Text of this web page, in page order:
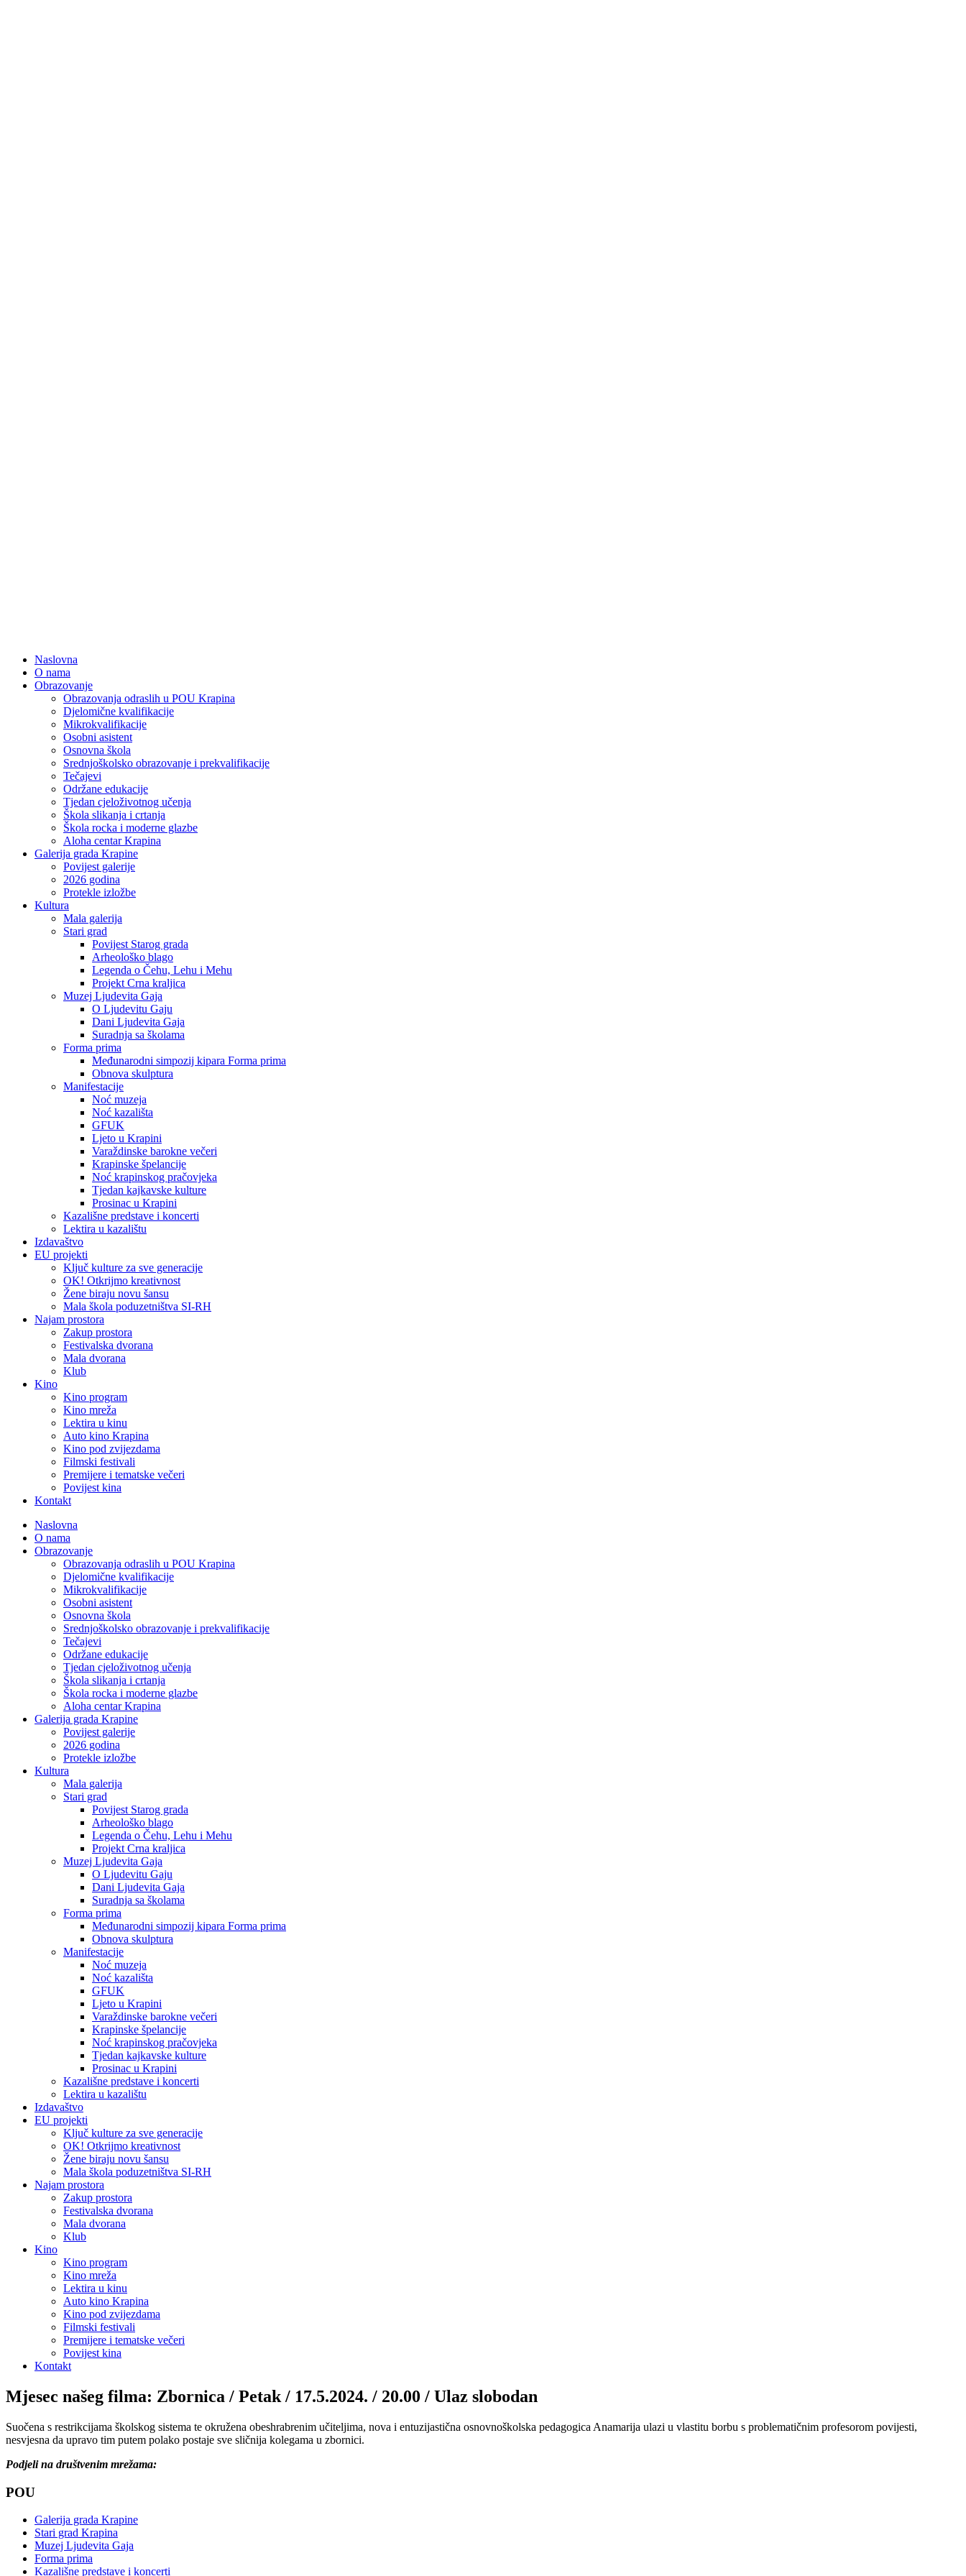
Naslovna
O nama
Obrazovanje
Obrazovanja odraslih u POU Krapina
Djelomične kvalifikacije
Mikrokvalifikacije
Osobni asistent
Osnovna škola
Srednjoškolsko obrazovanje i prekvalifikacije
Tečajevi
Održane edukacije
Tjedan cjeloživotnog učenja
Škola slikanja i crtanja
Škola rocka i moderne glazbe
Aloha centar Krapina
Galerija grada Krapine
Povijest galerije
2026 godina
Protekle izložbe
Kultura
Mala galerija
Stari grad
Povijest Starog grada
Arheološko blago
Legenda o Čehu, Lehu i Mehu
Projekt Crna kraljica
Muzej Ljudevita Gaja
O Ljudevitu Gaju
Dani Ljudevita Gaja
Suradnja sa školama
Forma prima
Međunarodni simpozij kipara Forma prima
Obnova skulptura
Manifestacije
Noć muzeja
Noć kazališta
GFUK
Ljeto u Krapini
Varaždinske barokne večeri
Krapinske špelancije
Noć krapinskog pračovjeka
Tjedan kajkavske kulture
Prosinac u Krapini
Kazališne predstave i koncerti
Lektira u kazalištu
Izdavaštvo
EU projekti
Ključ kulture za sve generacije
OK! Otkrijmo kreativnost
Žene biraju novu šansu
Mala škola poduzetništva SI-RH
Najam prostora
Zakup prostora
Festivalska dvorana
Mala dvorana
Klub
Kino
Kino program
Kino mreža
Lektira u kinu
Auto kino Krapina
Kino pod zvijezdama
Filmski festivali
Premijere i tematske večeri
Povijest kina
Kontakt
Naslovna
O nama
Obrazovanje
Obrazovanja odraslih u POU Krapina
Djelomične kvalifikacije
Mikrokvalifikacije
Osobni asistent
Osnovna škola
Srednjoškolsko obrazovanje i prekvalifikacije
Tečajevi
Održane edukacije
Tjedan cjeloživotnog učenja
Škola slikanja i crtanja
Škola rocka i moderne glazbe
Aloha centar Krapina
Galerija grada Krapine
Povijest galerije
2026 godina
Protekle izložbe
Kultura
Mala galerija
Stari grad
Povijest Starog grada
Arheološko blago
Legenda o Čehu, Lehu i Mehu
Projekt Crna kraljica
Muzej Ljudevita Gaja
O Ljudevitu Gaju
Dani Ljudevita Gaja
Suradnja sa školama
Forma prima
Međunarodni simpozij kipara Forma prima
Obnova skulptura
Manifestacije
Noć muzeja
Noć kazališta
GFUK
Ljeto u Krapini
Varaždinske barokne večeri
Krapinske špelancije
Noć krapinskog pračovjeka
Tjedan kajkavske kulture
Prosinac u Krapini
Kazališne predstave i koncerti
Lektira u kazalištu
Izdavaštvo
EU projekti
Ključ kulture za sve generacije
OK! Otkrijmo kreativnost
Žene biraju novu šansu
Mala škola poduzetništva SI-RH
Najam prostora
Zakup prostora
Festivalska dvorana
Mala dvorana
Klub
Kino
Kino program
Kino mreža
Lektira u kinu
Auto kino Krapina
Kino pod zvijezdama
Filmski festivali
Premijere i tematske večeri
Povijest kina
Kontakt
Mjesec našeg filma: Zbornica / Petak / 17.5.2024. / 20.00 / Ulaz slobodan
Suočena s restrikcijama školskog sistema te okružena obeshrabrenim učiteljima, nova i entuzijastična osnovnoškolska pedagogica Anamarija ulazi u vlastitu borbu s problematičnim profesorom povijesti,
nesvjesna da upravo tim putem polako postaje sve sličnija kolegama u zbornici.
Podjeli na društvenim mrežama:
POU
Galerija grada Krapine
Stari grad Krapina
Muzej Ljudevita Gaja
Forma prima
Kazališne predstave i koncerti